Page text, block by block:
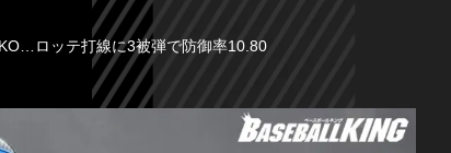
ロッテ打線に3被弾で防御率10.80